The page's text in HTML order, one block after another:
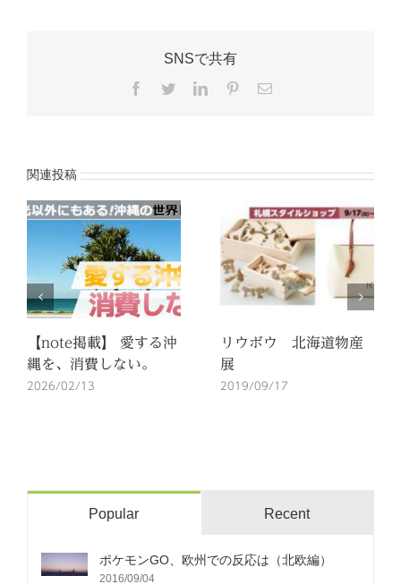
SNSで共有
Facebook
TwitterLinkedInPinterest
電
関連投稿
【note掲載】 愛する沖
縄を、消費しない。
2026/02/13
リウボウ 北海道物産
展
2019/09/17
Popular Recent
ポケモンGO、欧州での反応は（北欧編）
2016/09/04